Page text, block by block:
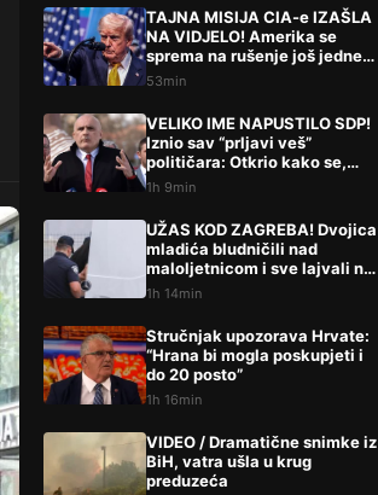
TAJNA MISIJA CIA-e IZAŠLA
NA VIDJELO! Amerika se
sprema na rušenje još jedne
države
53min
VELIKO IME NAPUSTILO SDP!
Iznio sav “prljavi veš”
političara: Otkrio kako se,
kako tvrdi, radi iza leđa
1h 9min
UŽAS KOD ZAGREBA! Dvojica
mladića bludničili nad
maloljetnicom i sve lajvali na
netu: “Stari te gleda u lajvu”
1h 14min
Stručnjak upozorava Hrvate:
“Hrana bi mogla poskupjeti i
do 20 posto”
1h 16min
VIDEO / Dramatične snimke iz
BiH, vatra ušla u krug
preduzeća